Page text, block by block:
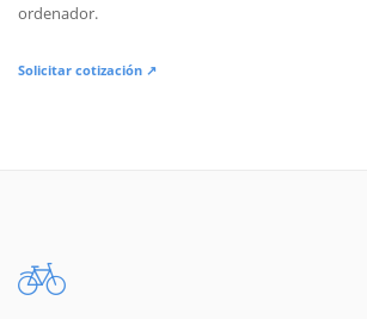
ordenador.
Solicitar cotización ↗